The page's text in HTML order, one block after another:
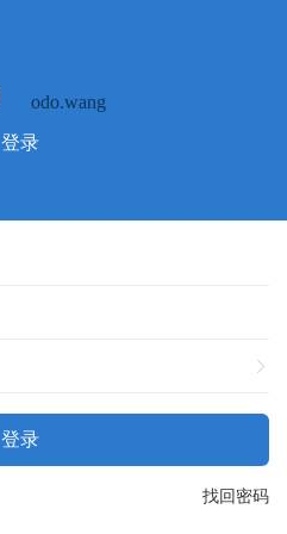
登录
登录
找回密码